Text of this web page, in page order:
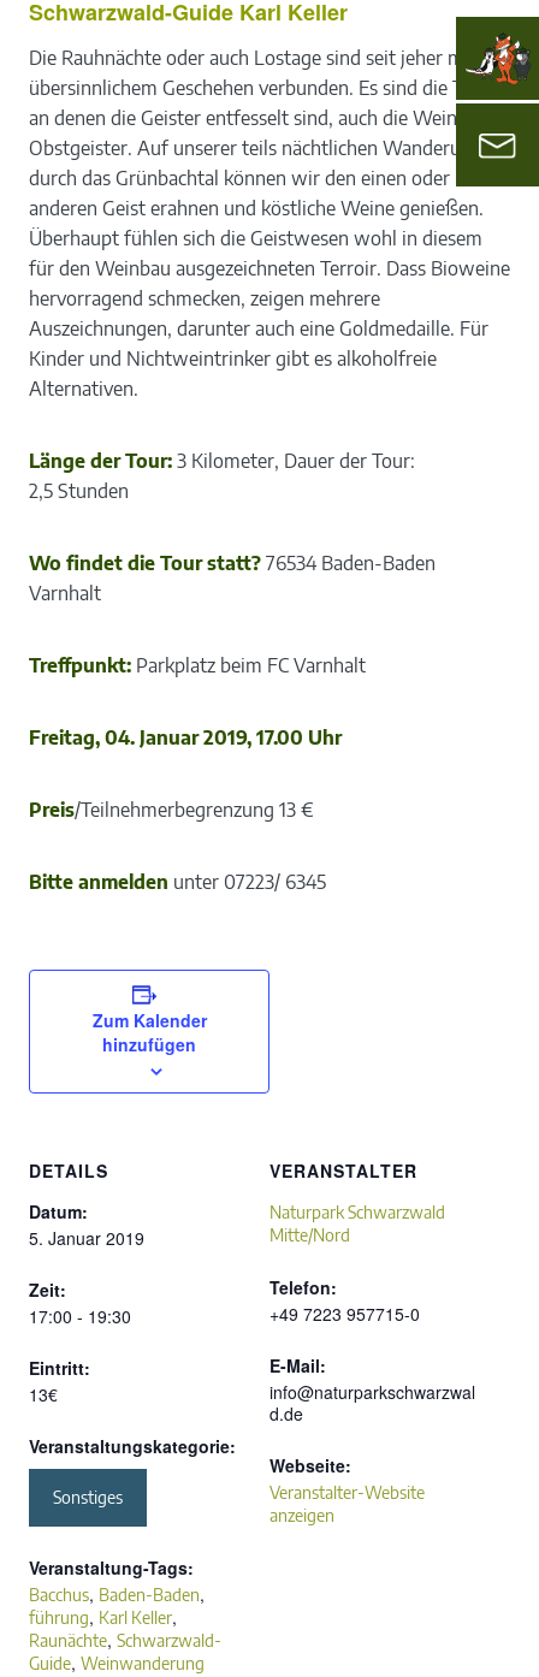
Schwarzwald-Guide Karl Keller
Die Rauhnächte oder auch Lostage sind seit jeher mit
übersinnlichem Geschehen verbunden. Es sind die Tage,
an denen die Geister entfesselt sind, auch die Wein- und
Obstgeister. Auf unserer teils nächtlichen Wanderung
durch das Grünbachtal können wir den einen oder
anderen Geist erahnen und köstliche Weine genießen.
Überhaupt fühlen sich die Geistwesen wohl in diesem
für den Weinbau ausgezeichneten Terroir. Dass Bioweine
hervorragend schmecken, zeigen mehrere
Auszeichnungen, darunter auch eine Goldmedaille. Für
Kinder und Nichtweintrinker gibt es alkoholfreie
Alternativen.
Länge der Tour: 3 Kilometer, Dauer der Tour:
2,5 Stunden
Wo findet die Tour statt? 76534 Baden-Baden
Varnhalt
Treffpunkt: Parkplatz beim FC Varnhalt
Freitag, 04. Januar 2019, 17.00 Uhr
Preis/Teilnehmerbegrenzung 13 €
Bitte anmelden unter 07223/ 6345
Zum Kalender
hinzufügen
DETAILS
Datum:
5. Januar 2019
Zeit:
17:00 - 19:30
Eintritt:
13€
Veranstaltungskategorie:
Sonstiges
Veranstaltung-Tags:
Bacchus, Baden-Baden,
führung, Karl Keller,
Raunächte, Schwarzwald-
Guide, Weinwanderung
VERANSTALTER
Naturpark Schwarzwald
Mitte/Nord
Telefon:
+49 7223 957715-0
E-Mail:
info@naturparkschwarzwal
d.de
Webseite:
Veranstalter-Website
anzeigen